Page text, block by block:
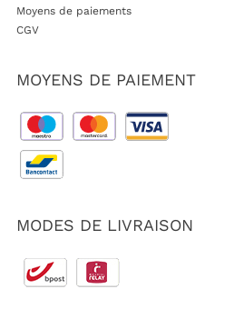
Moyens de paiements
CGV
MOYENS DE PAIEMENT
MODES DE LIVRAISON